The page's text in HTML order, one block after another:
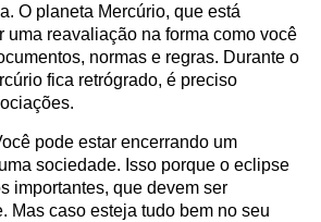
O planeta Mercúrio, que está
uma reavaliação na forma como você
normas e regras. Durante o
fica retrógrado, é preciso
pode estar encerrando um
sociedade. Isso porque o eclipse
importantes, que devem ser
Mas caso esteja tudo bem no seu